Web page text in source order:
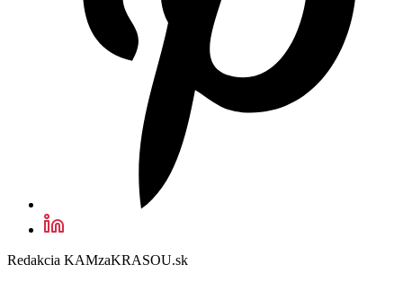
Redakcia KAMzaKRASOU.sk